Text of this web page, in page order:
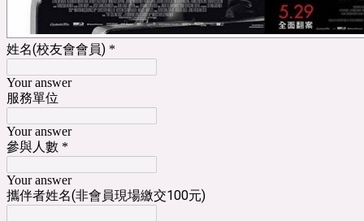
姓名(校友會會員) *
Your answer
服務單位
Your answer
參與人數 *
Your answer
攜伴者姓名(非會員現場繳交100元)